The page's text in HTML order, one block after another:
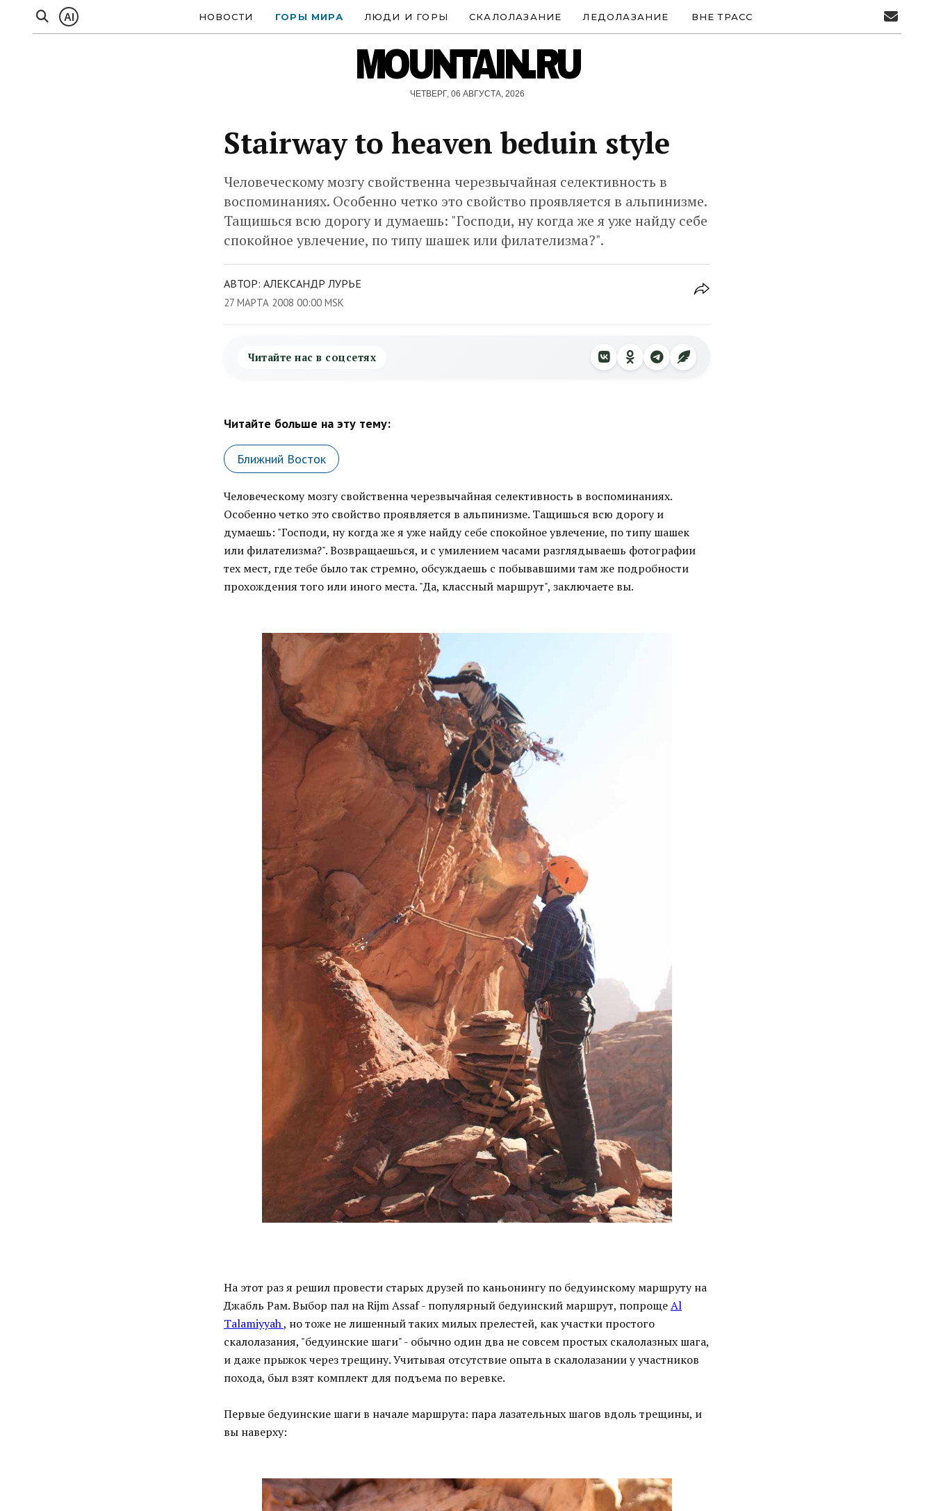
AI НОВОСТИ ГОРЫ МИРА ЛЮДИ И ГОРЫ СКАЛОЛАЗАНИЕ ЛЕДОЛАЗАНИЕ ВНЕ ТРАСС
MOUNTAIN.RU
ЧЕТВЕРГ, 06 АВГУСТА, 2026
Stairway to heaven beduin style
Человеческому мозгу свойственна черезвычайная селективность в
воспоминаниях. Особенно четко это свойство проявляется в альпинизме.
Тащишься всю дорогу и думаешь: "Господи, ну когда же я уже найду себе
спокойное увлечение, по типу шашек или филателизма?".
АВТОР: АЛЕКСАНДР ЛУРЬЕ
27 МАРТА 2008 00:00 MSK
Читайте нас в соцсетях
Читайте больше на эту тему:
Ближний Восток
Человеческому мозгу свойственна черезвычайная селективность в воспоминаниях.
Особенно четко это свойство проявляется в альпинизме. Тащишься всю дорогу и
думаешь: "Господи, ну когда же я уже найду себе спокойное увлечение, по типу шашек
или филателизма?". Возвращаешься, и с умилением часами разглядываешь фотографии
тех мест, где тебе было так стремно, обсуждаешь с побывавшими там же подробности
прохождения того или иного места. "Да, классный маршрут", заключаете вы.
На этот раз я решил провести старых друзей по каньонингу по бедуинскому маршруту на
Джабль Рам. Выбор пал на Rijm Assaf - популярный бедуинский маршрут, попрощеAl
Talamiyyah, но тоже не лишенный таких милых прелестей, как участки простого
скалолазания, "бедуинские шаги" - обычно один два не совсем простых скалолазных шага,
и даже прыжок через трещину. Учитывая отсутствие опыта в скалолазании у участников
похода, был взят комплект для подъема по веревке.
Первые бедуинские шаги в начале маршрута: пара лазательных шагов вдоль трещины, и
вы наверху: